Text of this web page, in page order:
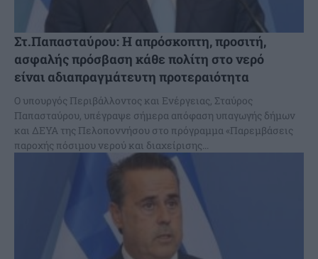
Στ.Παπασταύρου: Η απρόσκοπτη, προσιτή,
ασφαλής πρόσβαση κάθε πολίτη στο νερό
είναι αδιαπραγμάτευτη προτεραιότητα
Ο υπουργός Περιβάλλοντος και Ενέργειας, Σταύρος
Παπασταύρου, υπέγραψε σήμερα απόφαση υπαγωγής δήμων
και ΔΕΥΑ της Πελοποννήσου στο πρόγραμμα «Παρεμβάσεις
παροχής πόσιμου νερού και διαχείρισης...